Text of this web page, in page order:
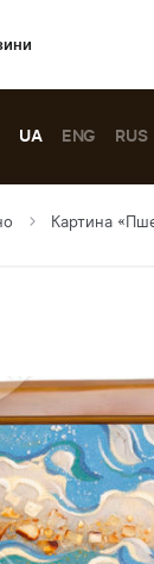
UA ENG RUS
Картина